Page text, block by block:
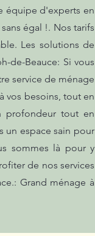
équipe d'experts en
égal !. Nos tarifs
Les solutions de
de-Beauce: Si vous
service de ménage
vos besoins, tout en
profondeur tout en
un espace sain pour
sommes là pour y
de nos services
Grand ménage à